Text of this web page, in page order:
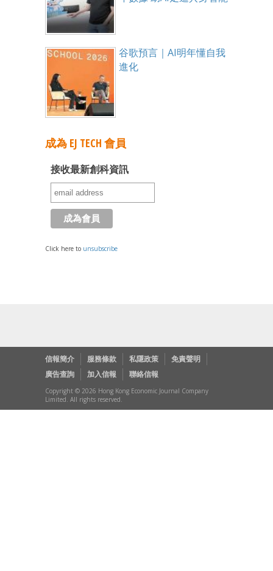
谷歌預言｜AI明年懂自我
進化
成為 EJ TECH 會員
接收最新創科資訊
Click here to unsubscribe
信報簡介 服務條款 私隱政策
免責聲明
廣告查詢
加入信報 聯絡信報
Copyright © 2026 Hong Kong Economic Journal Company
Limited. All rights reserved.